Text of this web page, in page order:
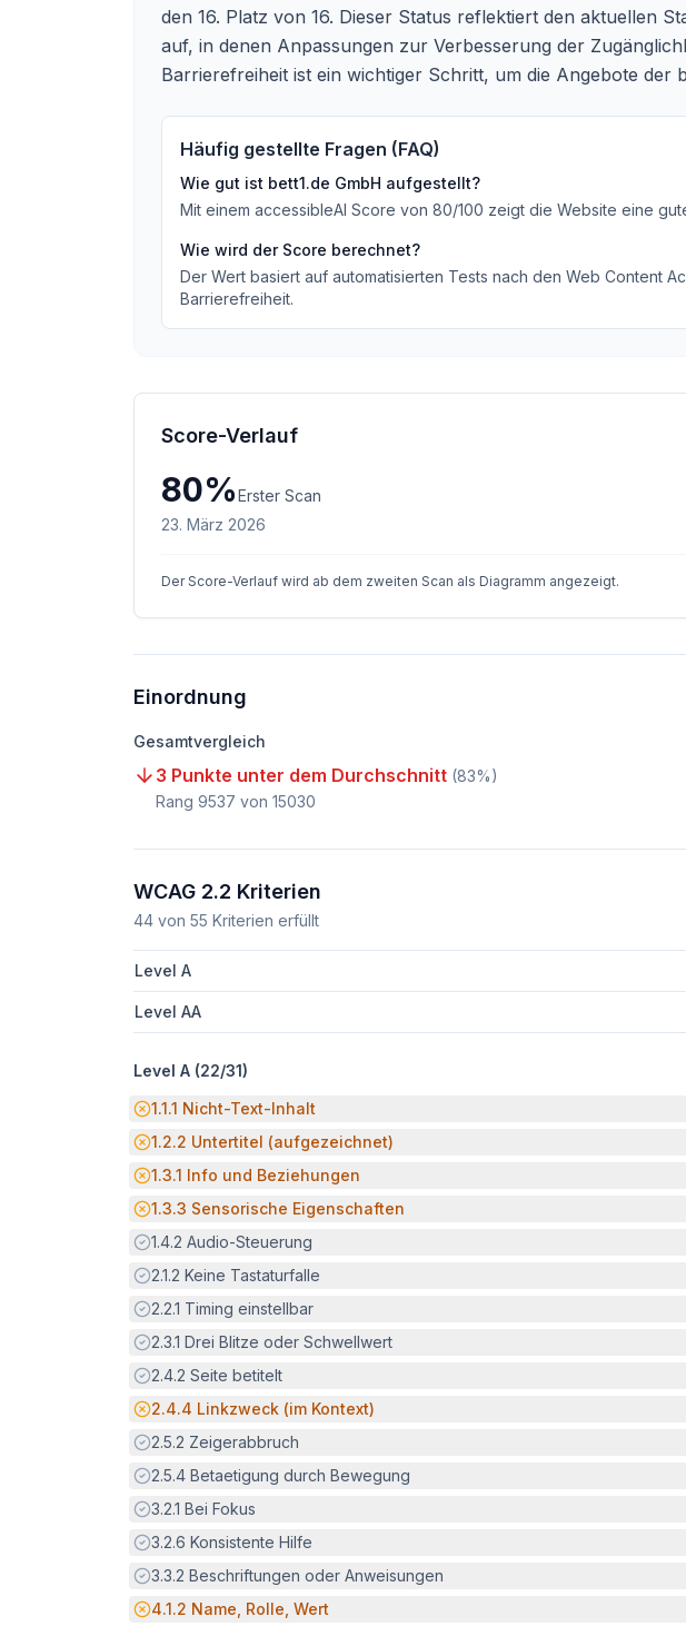
den 16. Platz von 16. Dieser Status reflektiert den aktuellen
auf, in denen Anpassungen zur Verbesserung der
Barrierefreiheit ist ein wichtiger Schritt, um die Angebote
Häufig gestellte Fragen (FAQ)
Wie gut ist bett1.de GmbH aufgestellt?
Mit einem accessibleAI Score von 80/100 zeigt die Website eine
Wie wird der Score berechnet?
Der Wert basiert auf automatisierten Tests nach den Web Content
Barrierefreiheit.
Score-Verlauf
80%Erster Scan
23. März 2026
Der Score-Verlauf wird ab dem zweiten Scan als Diagramm angezeigt.
Einordnung
Gesamtvergleich
3 Punkte unter dem Durchschnitt (83%)
Rang 9537 von 15030
WCAG 2.2 Kriterien
44 von 55 Kriterien erfüllt
Level A
Level AA
Level A (22/31)
Potenzielle Barriere:
1.1.1 Nicht-Text-Inhalt
Potenzielle Barriere:
1.2.2 Untertitel (aufgezeichnet)
Potenzielle Barriere:
1.3.1 Info und Beziehungen
Potenzielle Barriere:
1.3.3 Sensorische Eigenschaften
Erfüllt:
1.4.2 Audio-Steuerung
Erfüllt:
2.1.2 Keine Tastaturfalle
Erfüllt:
2.2.1 Timing einstellbar
Erfüllt:
2.3.1 Drei Blitze oder Schwellwert
Erfüllt:
2.4.2 Seite betitelt
Potenzielle Barriere:
2.4.4 Linkzweck (im Kontext)
Erfüllt:
2.5.2 Zeigerabbruch
Erfüllt:
2.5.4 Betaetigung durch Bewegung
Erfüllt:
3.2.1 Bei Fokus
Erfüllt:
3.2.6 Konsistente Hilfe
Erfüllt:
3.3.2 Beschriftungen oder Anweisungen
Potenzielle Barriere:
4.1.2 Name, Rolle, Wert